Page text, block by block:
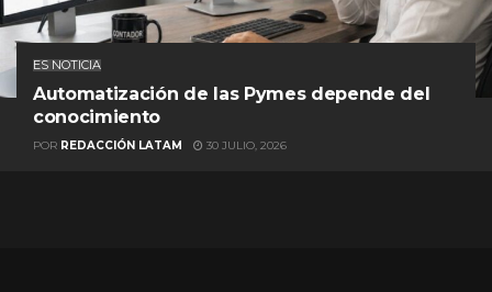
ES NOTICIA
Automatización de las Pymes depende del
conocimiento
POR REDACCIÓN LATAM 30 JULIO, 2026